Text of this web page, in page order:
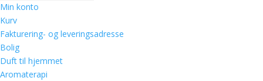
Min konto
Kurv
Fakturering- og leveringsadresse
Bolig
Duft til hjemmet
Aromaterapi